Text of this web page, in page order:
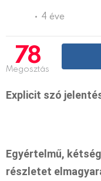
4 éve
78
Megosztás
Explicit szó
Egyértelmű,
részletet